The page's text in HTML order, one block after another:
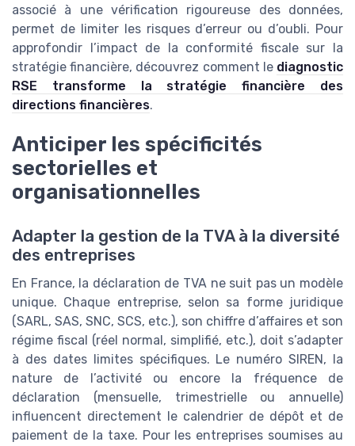
associé à une vérification rigoureuse des données,
permet de limiter les risques d’erreur ou d’oubli. Pour
approfondir l’impact de la conformité fiscale sur la
stratégie financière, découvrez comment le diagnostic
RSE transforme la stratégie financière des
directions financières.
Anticiper les spécificités
sectorielles et
organisationnelles
Adapter la gestion de la TVA à la diversité
des entreprises
En France, la déclaration de TVA ne suit pas un modèle
unique. Chaque entreprise, selon sa forme juridique
(SARL, SAS, SNC, SCS, etc.), son chiffre d’affaires et son
régime fiscal (réel normal, simplifié, etc.), doit s’adapter
à des dates limites spécifiques. Le numéro SIREN, la
nature de l’activité ou encore la fréquence de
déclaration (mensuelle, trimestrielle ou annuelle)
influencent directement le calendrier de dépôt et de
paiement de la taxe. Pour les entreprises soumises au